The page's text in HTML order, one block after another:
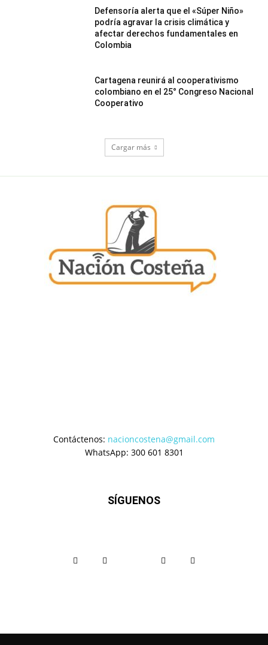
Defensoría alerta que el «Súper Niño»
podría agravar la crisis climática y
afectar derechos fundamentales en
Colombia
Cartagena reunirá al cooperativismo
colombiano en el 25° Congreso Nacional
Cooperativo
Cargar más
Contáctenos: nacioncostena@gmail.com
WhatsApp: 300 601 8301
SÍGUENOS